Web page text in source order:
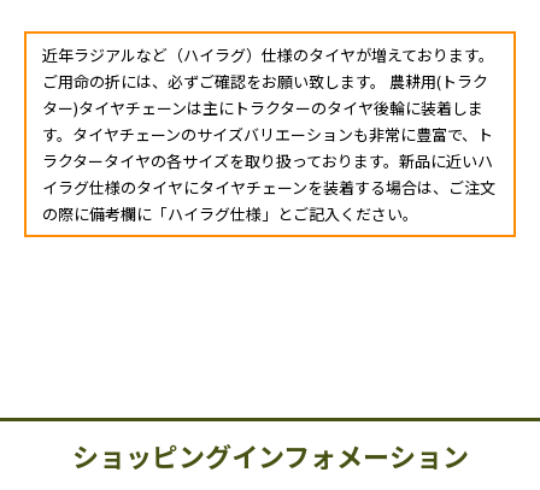
近年ラジアルなど（ハイラグ）仕様のタイヤが増えております。
ご用命の折には、必ずご確認をお願い致します。 農耕用(トラク
ター)タイヤチェーンは主にトラクターのタイヤ後輪に装着しま
す。タイヤチェーンのサイズバリエーションも非常に豊富で、ト
ラクタータイヤの各サイズを取り扱っております。新品に近いハ
イラグ仕様のタイヤにタイヤチェーンを装着する場合は、ご注文
の際に備考欄に「ハイラグ仕様」とご記入ください。
ショッピングインフォメーション